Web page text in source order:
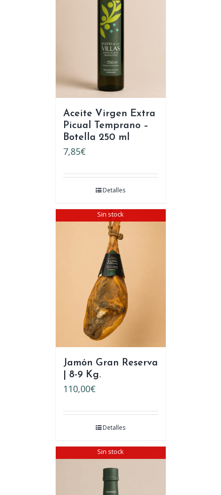
Aceite Virgen Extra
Picual Temprano –
Botella 250 ml
7,85€
Detalles
Sin stock
Jamón Gran Reserva
| 8-9 Kg.
110,00€
Detalles
Sin stock